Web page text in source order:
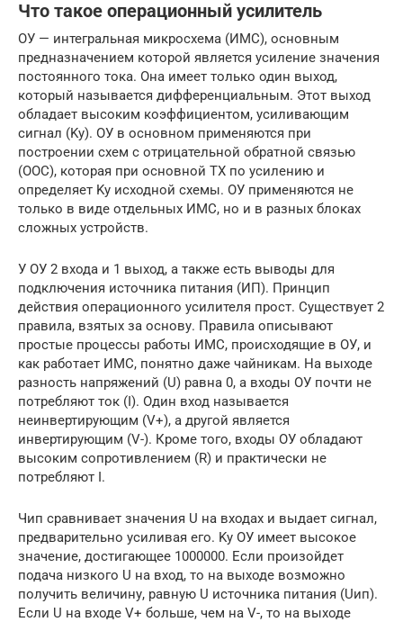
Что такое операционный усилитель
ОУ — интегральная микросхема (ИМС), основным
предназначением которой является усиление значения
постоянного тока. Она имеет только один выход,
который называется дифференциальным. Этот выход
обладает высоким коэффициентом, усиливающим
сигнал (Kу). ОУ в основном применяются при
построении схем с отрицательной обратной связью
(ООС), которая при основной ТХ по усилению и
определяет Kу исходной схемы. ОУ применяются не
только в виде отдельных ИМС, но и в разных блоках
сложных устройств.
У ОУ 2 входа и 1 выход, а также есть выводы для
подключения источника питания (ИП). Принцип
действия операционного усилителя прост. Существует 2
правила, взятых за основу. Правила описывают
простые процессы работы ИМС, происходящие в ОУ, и
как работает ИМС, понятно даже чайникам. На выходе
разность напряжений (U) равна 0, а входы ОУ почти не
потребляют ток (I). Один вход называется
неинвертирующим (V+), а другой является
инвертирующим (V-). Кроме того, входы ОУ обладают
высоким сопротивлением (R) и практически не
потребляют I.
Чип сравнивает значения U на входах и выдает сигнал,
предварительно усиливая его. Kу ОУ имеет высокое
значение, достигающее 1000000. Если произойдет
подача низкого U на вход, то на выходе возможно
получить величину, равную U источника питания (Uип).
Если U на входе V+ больше, чем на V-, то на выходе